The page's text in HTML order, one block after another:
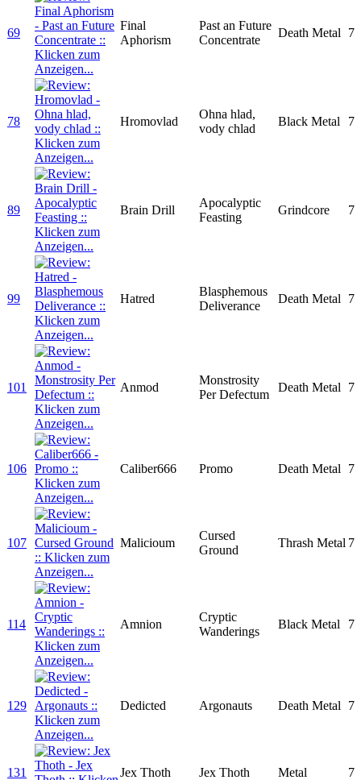
69
Final
Aphorism
Past an Future
Concentrate
Death Metal 7
78 Hromovlad
Ohna hlad,
vody chlad
Black Metal 7
89 Brain Drill
Apocalyptic
Feasting
Grindcore 7
99 Hatred
Blasphemous
Deliverance
Death Metal 7
101 Anmod
Monstrosity
Per Defectum
Death Metal 7
106 Caliber666 Promo Death Metal 7
107 Malicioum
Cursed
Ground
Thrash Metal 7
114 Amnion
Cryptic
Wanderings
Black Metal 7
129 Dedicted Argonauts Death Metal 7
131 Jex Thoth Jex Thoth Metal 7